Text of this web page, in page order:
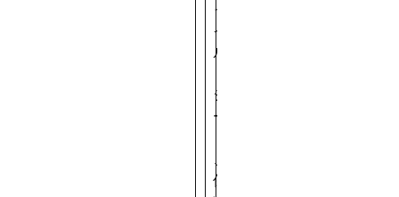
ャ
イ
ル
シ
ー
保